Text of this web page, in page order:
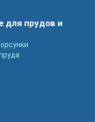
для прудов и